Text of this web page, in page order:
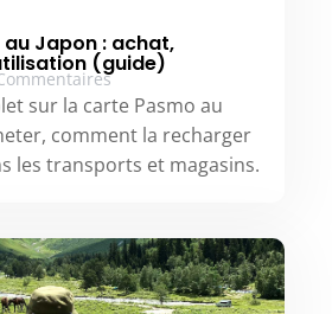
Japon : achat,
(guide)
sur la carte Pasmo au
comment la recharger
les transports et magasins.